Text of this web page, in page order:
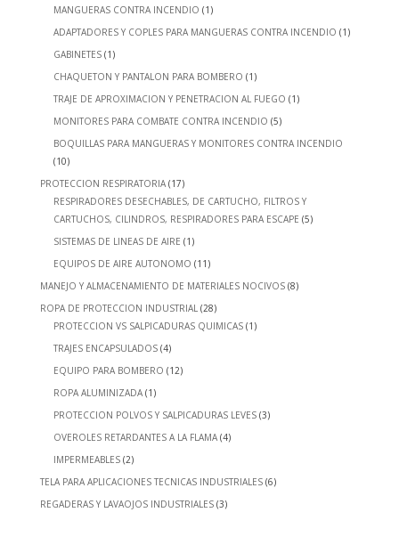
MANGUERAS CONTRA INCENDIO (1)
ADAPTADORES Y COPLES PARA MANGUERAS CONTRA INCENDIO (1)
GABINETES (1)
CHAQUETON Y PANTALON PARA BOMBERO (1)
TRAJE DE APROXIMACION Y PENETRACION AL FUEGO (1)
MONITORES PARA COMBATE CONTRA INCENDIO (5)
BOQUILLAS PARA MANGUERAS Y MONITORES CONTRA INCENDIO
(10)
PROTECCION RESPIRATORIA (17)
RESPIRADORES DESECHABLES, DE CARTUCHO, FILTROS Y
CARTUCHOS, CILINDROS, RESPIRADORES PARA ESCAPE (5)
SISTEMAS DE LINEAS DE AIRE (1)
EQUIPOS DE AIRE AUTONOMO (11)
MANEJO Y ALMACENAMIENTO DE MATERIALES NOCIVOS (8)
ROPA DE PROTECCION INDUSTRIAL (28)
PROTECCION VS SALPICADURAS QUIMICAS (1)
TRAJES ENCAPSULADOS (4)
EQUIPO PARA BOMBERO (12)
ROPA ALUMINIZADA (1)
PROTECCION POLVOS Y SALPICADURAS LEVES (3)
OVEROLES RETARDANTES A LA FLAMA (4)
IMPERMEABLES (2)
TELA PARA APLICACIONES TECNICAS INDUSTRIALES (6)
REGADERAS Y LAVAOJOS INDUSTRIALES (3)